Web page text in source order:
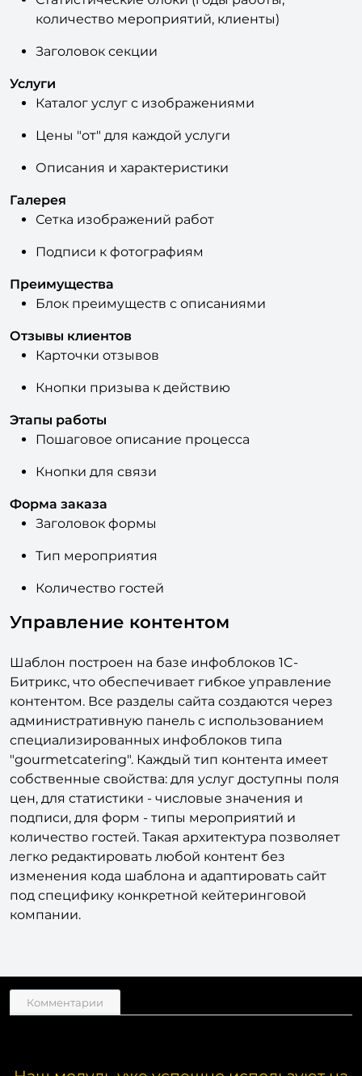
Статистические блоки (годы работы,
количество мероприятий, клиенты)
Заголовок секции
Услуги
Каталог услуг с изображениями
Цены "от" для каждой услуги
Описания и характеристики
Галерея
Сетка изображений работ
Подписи к фотографиям
Преимущества
Блок преимуществ с описаниями
Отзывы клиентов
Карточки отзывов
Кнопки призыва к действию
Этапы работы
Пошаговое описание процесса
Кнопки для связи
Форма заказа
Заголовок формы
Тип мероприятия
Шаблон построен на базе инфоблоков 1C-
Битрикс, что обеспечивает гибкое управление
контентом. Все разделы сайта создаются через
административную панель с использованием
специализированных инфоблоков типа
"gourmetcatering". Каждый тип контента имеет
собственные свойства: для услуг доступны поля
цен, для статистики - числовые значения и
подписи, для форм - типы мероприятий и
количество гостей. Такая архитектура позволяет
легко редактировать любой контент без
изменения кода шаблона и адаптировать сайт
под специфику конкретной кейтеринговой